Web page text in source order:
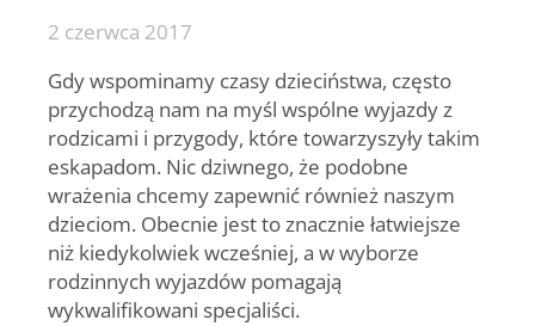
2 czerwca 2017
Gdy wspominamy czasy dzieciństwa, często
przychodzą nam na myśl wspólne wyjazdy z
rodzicami i przygody, które towarzyszyły takim
eskapadom. Nic dziwnego, że podobne
wrażenia chcemy zapewnić również naszym
dzieciom. Obecnie jest to znacznie łatwiejsze
niż kiedykolwiek wcześniej, a w wyborze
rodzinnych wyjazdów pomagają
wykwalifikowani specjaliści.